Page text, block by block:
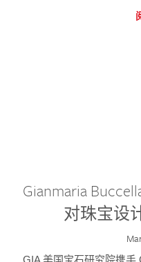
Gianmaria
对珠宝设